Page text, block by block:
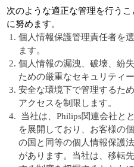
次のような適正な管理を行う
に努めます。
個人情報保護管理責任者を
ます。
個人情報の漏洩、破壊、紛
ための厳重なセキュリティ
安全な環境下で管理するた
アクセスを制限します。
当社は、Philips関連会社と
を展開しており、お客様の
の国と同等の個人情報保護
があります。当社は、移転